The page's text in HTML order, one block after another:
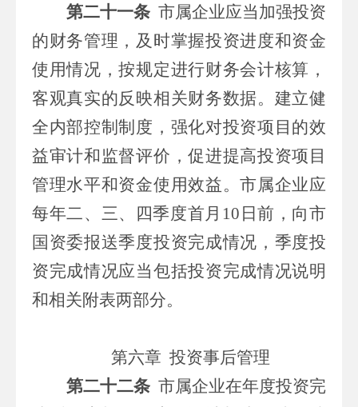
第二十一条 市属企业应当加强投资
的财务管理，及时掌握投资进度和资金
使用情况，按规定进行财务会计核算，
客观真实的反映相关财务数据。建立健
全内部控制制度，强化对投资项目的效
益审计和监督评价，促进提高投资项目
管理水平和资金使用效益。市属企业应
每年二、三、四季度首月 10 日前，向市
国资委报送季度投资完成情况，季度投
资完成情况应当包括投资完成情况说明
和相关附表两部分。
第六章 投资事后管理
第二十二条 市属企业在年度投资完